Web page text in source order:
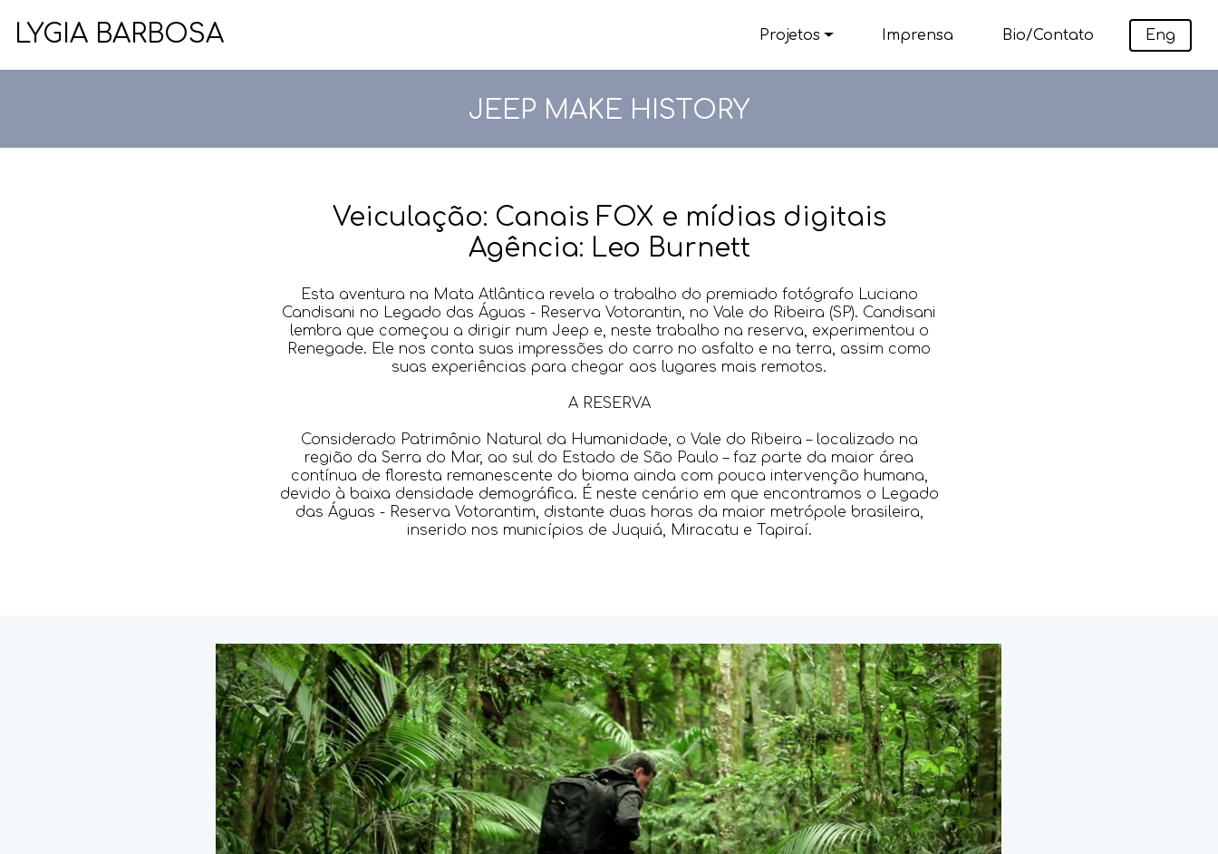
LYGIA BARBOSA Projetos Imprensa Bio/Contato Eng
JEEP MAKE HISTORY
Veiculação: Canais FOX e mídias digitais
Agência: Leo Burnett
Esta aventura na Mata Atlântica revela o trabalho do premiado fotógrafo Luciano
Candisani no Legado das Águas - Reserva Votorantin, no Vale do Ribeira (SP). Candisani
lembra que começou a dirigir num Jeep e, neste trabalho na reserva, experimentou o
Renegade. Ele nos conta suas impressões do carro no asfalto e na terra, assim como
suas experiências para chegar aos lugares mais remotos.
A RESERVA
Considerado Patrimônio Natural da Humanidade, o Vale do Ribeira – localizado na
região da Serra do Mar, ao sul do Estado de São Paulo – faz parte da maior área
contínua de floresta remanescente do bioma ainda com pouca intervenção humana,
devido à baixa densidade demográfica. É neste cenário em que encontramos o Legado
das Águas - Reserva Votorantim, distante duas horas da maior metrópole brasileira,
inserido nos municípios de Juquiá, Miracatu e Tapiraí.